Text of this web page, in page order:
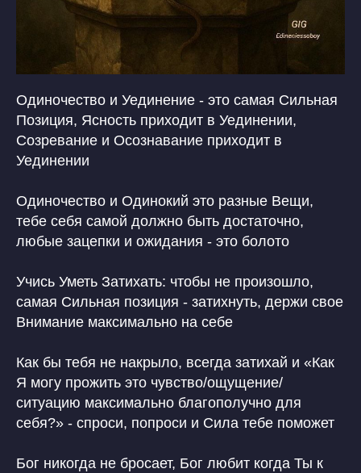
Одиночество и Уединение - это самая Сильная
Позиция, Ясность приходит в Уединении,
Созревание и Осознавание приходит в
Уединении
Одиночество и Одинокий это разные Вещи,
тебе себя самой должно быть достаточно,
любые зацепки и ожидания - это болото
Учись Уметь Затихать: чтобы не произошло,
самая Сильная позиция - затихнуть, держи свое
Внимание максимально на себе
Как бы тебя не накрыло, всегда затихай и «Как
Я могу прожить это чувство/ощущение/
ситуацию максимально благополучно для
себя?» - спроси, попроси и Сила тебе поможет
Бог никогда не бросает, Бог любит когда Ты к